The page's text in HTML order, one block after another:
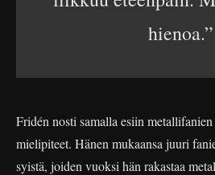
hienoa.”
Fridén nosti samalla esiin
mielipiteet. Hänen mukaansa juuri
syistä, joiden vuoksi hän rakastaa